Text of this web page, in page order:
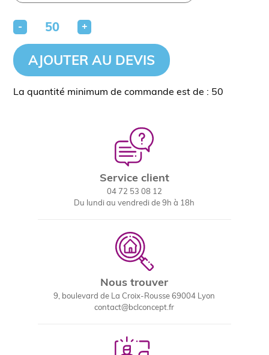
- +
AJOUTER AU DEVIS
La quantité minimum de commande est de : 50
Service client
04 72 53 08 12
Du lundi au vendredi de 9h à 18h
Nous trouver
9, boulevard de La Croix-Rousse 69004 Lyon
contact@bclconcept.fr